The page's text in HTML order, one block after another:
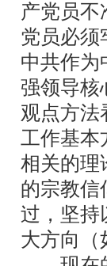
产党员不
党员必须
中共作为
强领导核
观点方法
工作基本
相关的理
的宗教信
过，坚持
大方向（